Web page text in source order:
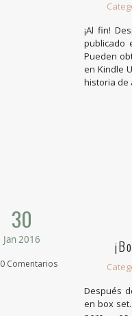
¡Al fin!
publicado
Pueden
en Kindle
historia de
30
Jan 2016
0 Comentarios
Después
en box